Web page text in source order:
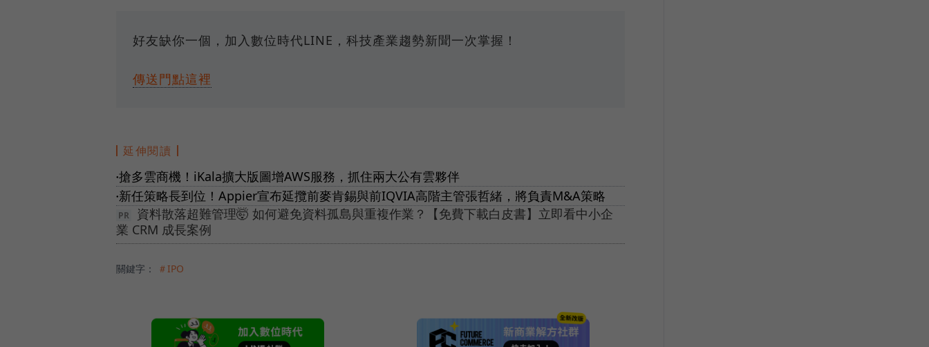
好友缺你一個，加入數位時代LINE，科技產業趨勢新聞一次掌握！
傳送門點這裡
延伸閱讀
●搶多雲商機！iKala擴大版圖增AWS服務，抓住兩大公有雲夥伴
● 新任策略長到位！Appier宣布延攬前麥肯錫與前IQVIA高階主管張哲緒，將負責M&A策略
資料散落超難管理🤯 如何避免資料孤島與重複作業？【免費下載白皮書】立即看中小企
業 CRM 成長案例
關鍵字： ＃IPO